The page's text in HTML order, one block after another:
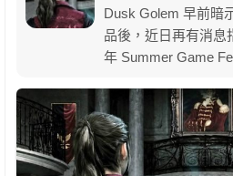
Dusk Golem 早前暗
品後，近日再有消息
年 Summer Game